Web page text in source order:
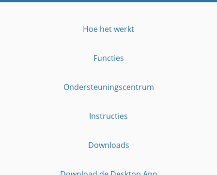
Hoe het werkt
Functies
Ondersteuningscentrum
Instructies
Downloads